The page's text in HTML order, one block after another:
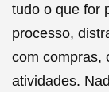
tudo o que for
processo,
com compras,
atividades.